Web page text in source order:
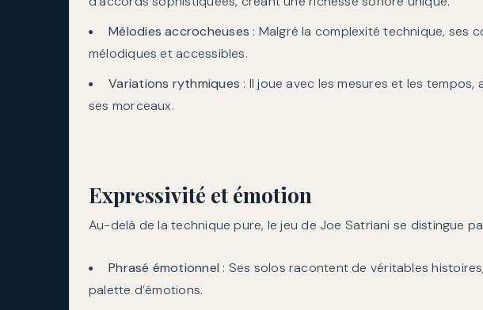
Mélodies accrocheuses : Malgré la complexité technique, ses
mélodiques et accessibles.
Variations rythmiques : Il joue avec les mesures et les
ses morceaux.
Expressivité et émotion
Au-delà de la technique pure, le jeu de Joe Satriani se distingue
Phrasé émotionnel : Ses solos racontent de véritables
palette d’émotions.